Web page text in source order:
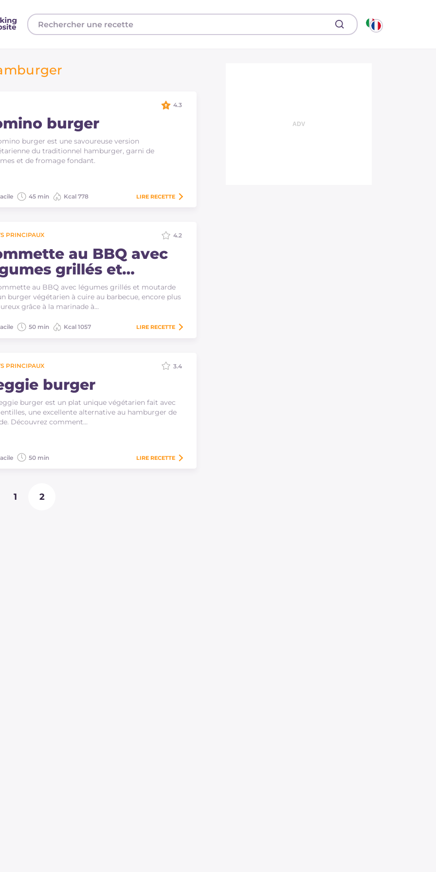
burger
burger est une savoureuse version
du traditionnel hamburger, garni de
et de fromage fondant.
4.3
45 min Kcal 778 LIRE RECETTE
PRINCIPAUX
au BBQ avec
grillés et
au BBQ avec légumes grillés et moutarde
burger végétarien à cuire au barbecue, encore plus
grâce à la marinade à…
4.2
50 min Kcal 1057 LIRE RECETTE
PRINCIPAUX
burger
burger est un plat unique végétarien fait avec
une excellente alternative au hamburger de
Découvrez comment…
3.4
50 min LIRE RECETTE
1 2